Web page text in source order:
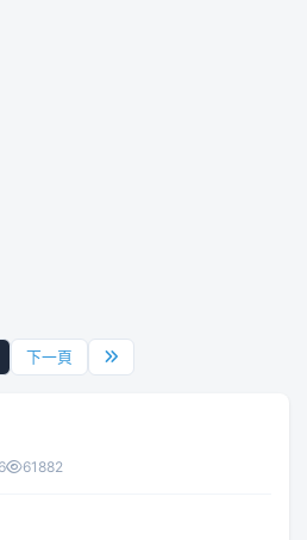
下一頁
61882